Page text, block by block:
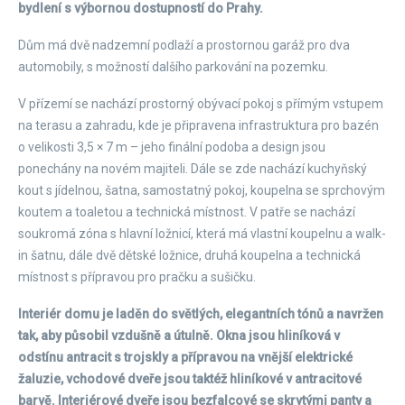
bydlení s výbornou dostupností do Prahy.
Dům má dvě nadzemní podlaží a prostornou garáž pro dva
automobily, s možností dalšího parkování na pozemku.
V přízemí se nachází prostorný obývací pokoj s přímým vstupem
na terasu a zahradu, kde je připravena infrastruktura pro bazén
o velikosti 3,5 × 7 m – jeho finální podoba a design jsou
ponechány na novém majiteli. Dále se zde nachází kuchyňský
kout s jídelnou, šatna, samostatný pokoj, koupelna se sprchovým
koutem a toaletou a technická místnost. V patře se nachází
soukromá zóna s hlavní ložnicí, která má vlastní koupelnu a walk-
in šatnu, dále dvě dětské ložnice, druhá koupelna a technická
místnost s přípravou pro pračku a sušičku.
Interiér domu je laděn do světlých, elegantních tónů a navržen
tak, aby působil vzdušně a útulně. Okna jsou hliníková v
odstínu antracit s trojskly a přípravou na vnější elektrické
žaluzie, vchodové dveře jsou taktéž hliníkové v antracitové
barvě. Interiérové dveře jsou bezfalcové se skrytými panty a